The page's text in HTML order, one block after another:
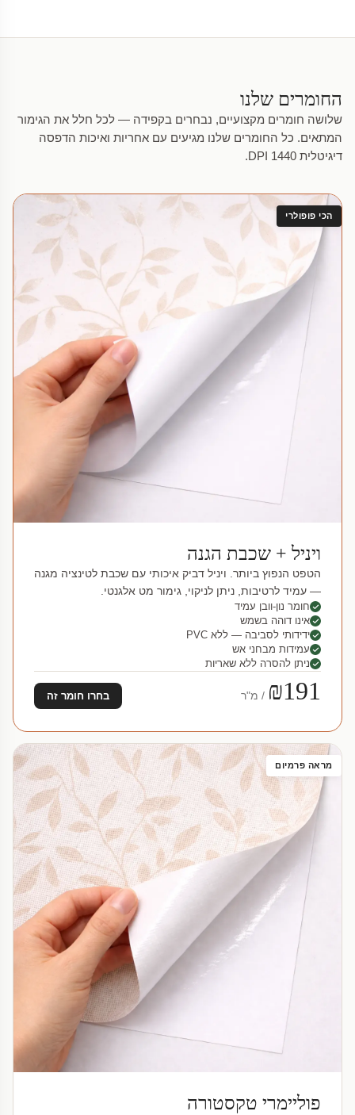
החומרים שלנו
שלושה חומרים מקצועיים, נבחרים בקפידה — לכל חלל את הגימור
המתאים. כל החומרים שלנו מגיעים עם אחריות ואיכות הדפסה
דיגיטלית 1440 DPI.
הכי פופולרי
ויניל + שכבת הגנה
הטפט הנפוץ ביותר. ויניל דביק איכותי עם שכבת לטינציה מגנה
— עמיד לרטיבות, ניתן לניקוי, גימור מט אלגנטי.
חומר נון-וובן עמיד
אינו דוהה בשמש
ידידותי לסביבה — ללא PVC
עמידות מבחני אש
ניתן להסרה ללא שאריות
₪191 / מ"ר בחרו חומר זה
מראה פרמיום
פוליימרי טקסטורה